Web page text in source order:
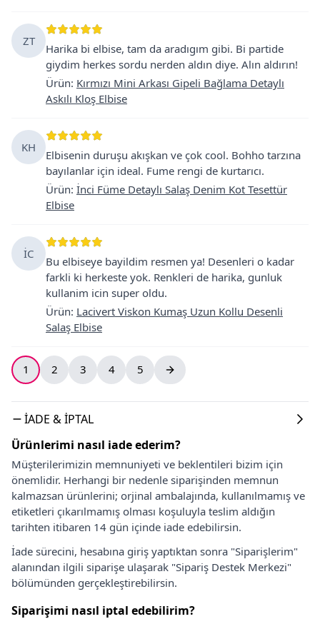
ZT
Harika bi elbise, tam da aradıgım gibi. Bi partide
giydim herkes sordu nerden aldın diye. Alın aldırın!
Ürün: Kırmızı Mini Arkası Gipeli Bağlama Detaylı
Askılı Kloş Elbise
KH
Elbisenin duruşu akışkan ve çok cool. Bohho tarzına
bayılanlar için ideal. Fume rengi de kurtarıcı.
Ürün: İnci Füme Detaylı Salaş Denim Kot Tesettür
Elbise
İC
Bu elbiseye bayildim resmen ya! Desenleri o kadar
farkli ki herkeste yok. Renkleri de harika, gunluk
kullanim icin super oldu.
Ürün: Lacivert Viskon Kumaş Uzun Kollu Desenli
Salaş Elbise
1 2 3 4 5
İADE & İPTAL
Ürünlerimi nasıl iade ederim?
Müşterilerimizin memnuniyeti ve beklentileri bizim için
önemlidir. Herhangi bir nedenle siparişinden memnun
kalmazsan ürünlerini; orjinal ambalajında, kullanılmamış ve
etiketleri çıkarılmamış olması koşuluyla teslim aldığın
tarihten itibaren 14 gün içinde iade edebilirsin.
İade sürecini, hesabına giriş yaptıktan sonra "Siparişlerim"
alanından ilgili siparişe ulaşarak "Sipariş Destek Merkezi"
bölümünden gerçekleştirebilirsin.
Siparişimi nasıl iptal edebilirim?